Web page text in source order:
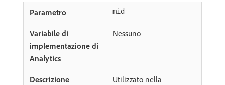
mid
Nessuno
Utilizzato nella